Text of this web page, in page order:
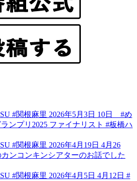
#関根麻里 2026年5月3日 10日 #め
ンプリ2025 ファイナリスト #板橋ハ
#関根麻里 2026年4月19日 4月26
ンコンキンシアターのお話でした
#関根麻里 2026年4月5日 4月12日 #